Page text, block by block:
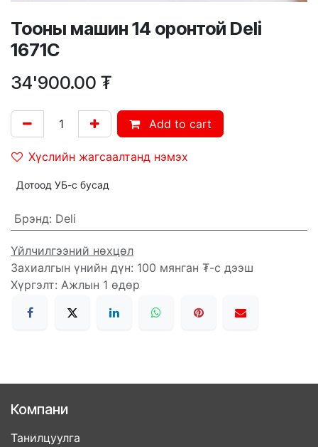
Тооны машин 14 оронтой Deli
1671C
34'900.00 ₮
Add to cart
Хүслийн жагсаалтанд нэмэх
Дотоод УБ-с бусад
Брэнд: Deli
Үйлчилгээний нөхцөл
Захиалгын үнийн дүн: 100 мянган ₮-с дээш
Хүргэлт: Ажлын 1 өдөр
Компани
Танилцуулга